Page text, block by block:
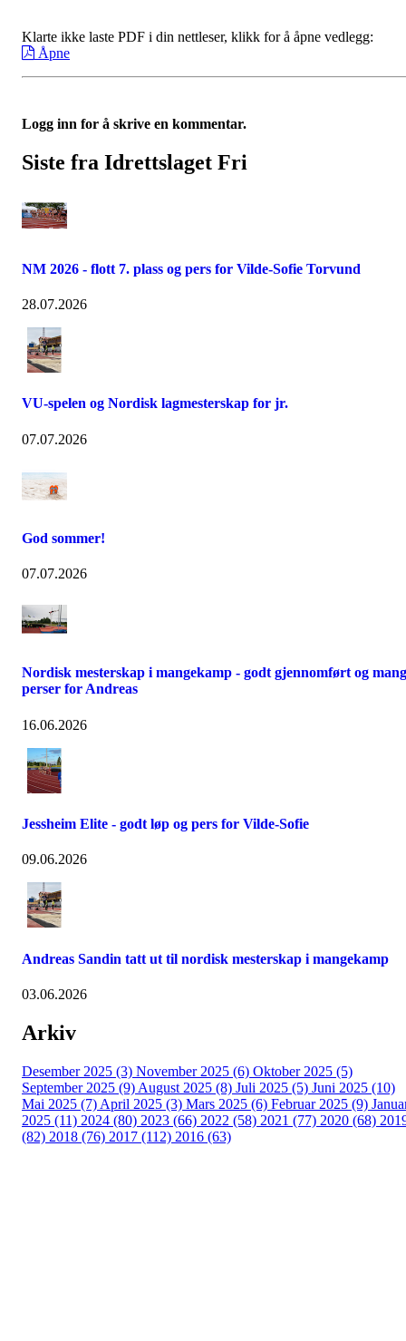
Klarte ikke laste PDF i din nettleser, klikk for å åpne vedlegg:
Åpne
Logg inn for å skrive en kommentar.
Siste fra Idrettslaget Fri
NM 2026 - flott 7. plass og pers for Vilde-Sofie Torvund
28.07.2026
VU-spelen og Nordisk lagmesterskap for jr.
07.07.2026
God sommer!
07.07.2026
Nordisk mesterskap i mangekamp - godt gjennomført og
perser for Andreas
16.06.2026
Jessheim Elite - godt løp og pers for Vilde-Sofie
09.06.2026
Andreas Sandin tatt ut til nordisk mesterskap i mangekamp
03.06.2026
Arkiv
Desember 2025 (3) November 2025 (6) Oktober 2025 (5)
September 2025 (9) August 2025 (8) Juli 2025 (5) Juni 2025 (10)
Mai 2025 (7) April 2025 (3) Mars 2025 (6) Februar 2025 (9)
2025 (11) 2024 (80) 2023 (66) 2022 (58) 2021 (77) 2020 (68)
(82) 2018 (76) 2017 (112) 2016 (63)